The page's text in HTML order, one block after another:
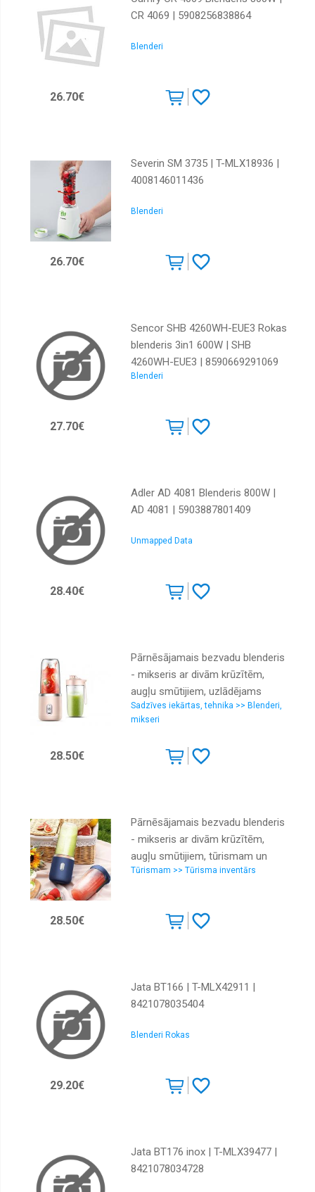
CR 4069 | 5908256838864
Blenderi
26.70€
Severin SM 3735 | T-MLX18936 |
4008146011436
Blenderi
26.70€
Sencor SHB 4260WH-EUE3 Rokas
blenderis 3in1 600W | SHB
4260WH-EUE3 | 8590669291069
Blenderi
27.70€
Adler AD 4081 Blenderis 800W |
AD 4081 | 5903887801409
Unmapped Data
28.40€
Pārnēsājamais bezvadu blenderis
- mikseris ar divām krūzītēm,
augļu smūtijiem, uzlādējams
Sadzīves iekārtas, tehnika >> Blenderi,
mikseri
28.50€
Pārnēsājamais bezvadu blenderis
- mikseris ar divām krūzītēm,
augļu smūtijiem, tūrismam un
piknikam, uzlādējams
Tūrismam >> Tūrisma inventārs
28.50€
Jata BT166 | T-MLX42911 |
8421078035404
Blenderi Rokas
29.20€
Jata BT176 inox | T-MLX39477 |
8421078034728